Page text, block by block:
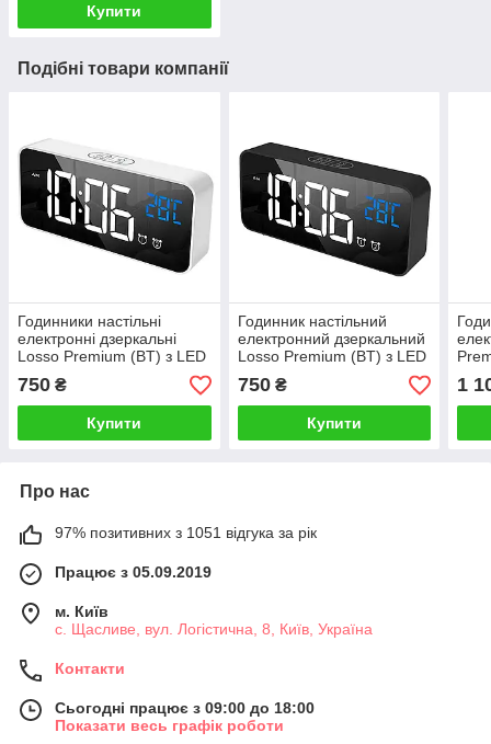
Купити
Подібні товари компанії
Годинники настільні
електронні дзеркальні
Losso Premium (BT) з LED
термометром (білі),
будильник
750 ₴
Купити
Годинник настільний
електронний дзеркальний
Losso Premium (BT) з LED
термометром (чорні),
будильник
750₴
Купити
1
Про нас
97% позитивних з 1051 відгука за рік
Працює з 05.09.2019
м. Київ
с. Щасливе, вул. Логістична, 8, Київ, Україна
Контакти
Сьогодні працює з 09:00 до 18:00
Показати весь графік роботи